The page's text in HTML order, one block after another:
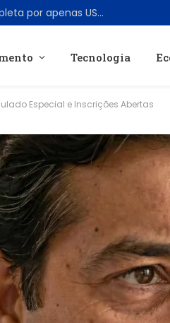
Ford revela Fathom, picape elétrica completa por apenas US$ 28.350
Tecnologia
Especial e Inscrições Abertas